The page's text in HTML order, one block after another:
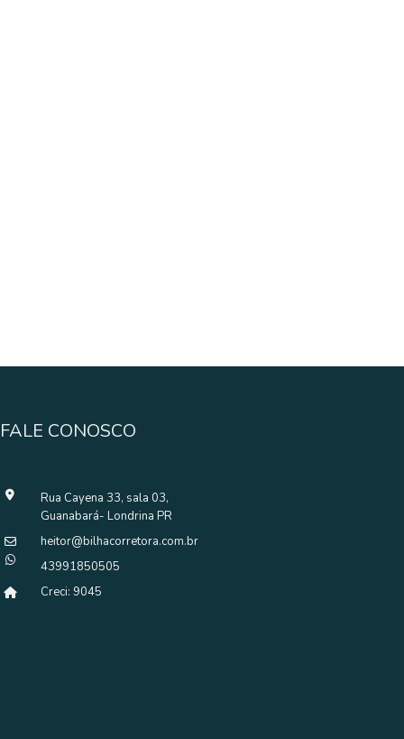
FALE CONOSCO
Rua Cayena 33, sala 03,
Guanabará- Londrina PR
heitor@bilhacorretora.com.br
43991850505
Creci: 9045